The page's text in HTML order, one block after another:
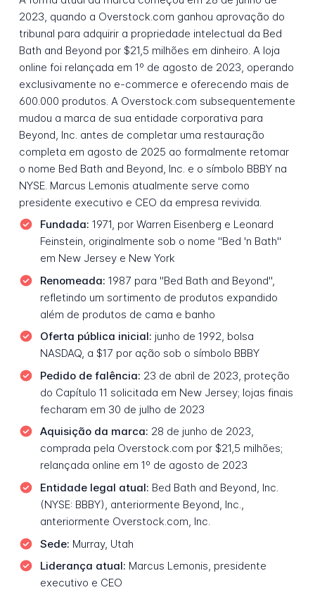
2023, quando a Overstock.com ganhou aprovação do
tribunal para adquirir a propriedade intelectual da Bed
Bath and Beyond por $21,5 milhões em dinheiro. A loja
online foi relançada em 1º de agosto de 2023, operando
exclusivamente no e-commerce e oferecendo mais de
600.000 produtos. A Overstock.com subsequentemente
mudou a marca de sua entidade corporativa para
Beyond, Inc. antes de completar uma restauração
completa em agosto de 2025 ao formalmente retomar
o nome Bed Bath and Beyond, Inc. e o símbolo BBBY na
NYSE. Marcus Lemonis atualmente serve como
presidente executivo e CEO da empresa revivida.
Fundada: 1971, por Warren Eisenberg e Leonard
Feinstein, originalmente sob o nome "Bed 'n Bath"
em New Jersey e New York
Renomeada: 1987 para "Bed Bath and Beyond",
refletindo um sortimento de produtos expandido
além de produtos de cama e banho
Oferta pública inicial: junho de 1992, bolsa
NASDAQ, a $17 por ação sob o símbolo BBBY
Pedido de falência: 23 de abril de 2023, proteção
do Capítulo 11 solicitada em New Jersey; lojas finais
fecharam em 30 de julho de 2023
Aquisição da marca: 28 de junho de 2023,
comprada pela Overstock.com por $21,5 milhões;
relançada online em 1º de agosto de 2023
Entidade legal atual: Bed Bath and Beyond, Inc.
(NYSE: BBBY), anteriormente Beyond, Inc.,
anteriormente Overstock.com, Inc.
Sede: Murray, Utah
Liderança atual: Marcus Lemonis, presidente
executivo e CEO